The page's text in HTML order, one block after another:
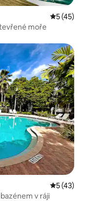
Průměrné
5 (45)
moře
Průměrné
5 (43)
v ráji